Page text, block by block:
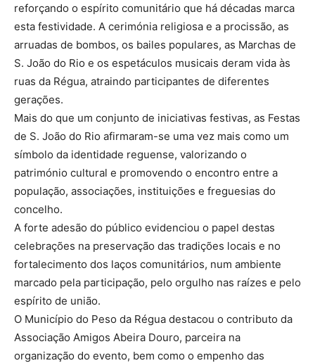
reforçando o espírito comunitário que há décadas marca
esta festividade. A cerimónia religiosa e a procissão, as
arruadas de bombos, os bailes populares, as Marchas de
S. João do Rio e os espetáculos musicais deram vida às
ruas da Régua, atraindo participantes de diferentes
gerações.
Mais do que um conjunto de iniciativas festivas, as Festas
de S. João do Rio afirmaram-se uma vez mais como um
símbolo da identidade reguense, valorizando o
património cultural e promovendo o encontro entre a
população, associações, instituições e freguesias do
concelho.
A forte adesão do público evidenciou o papel destas
celebrações na preservação das tradições locais e no
fortalecimento dos laços comunitários, num ambiente
marcado pela participação, pelo orgulho nas raízes e pelo
espírito de união.
O Município do Peso da Régua destacou o contributo da
Associação Amigos Abeira Douro, parceira na
organização do evento, bem como o empenho das